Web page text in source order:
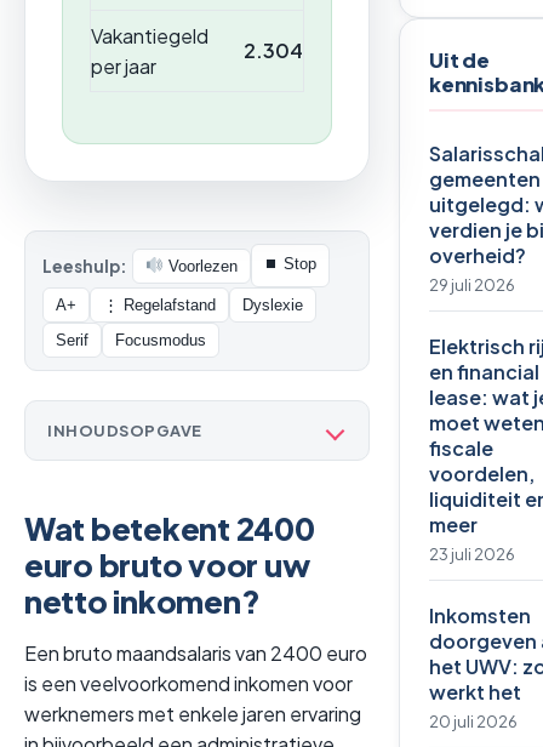
Vakantiegeld
per jaar
2.304
Leeshulp: Voorlezen ⏹ Stop
A+ ⋮ Regelafstand
Dyslexie
Serif
Focusmodus
INHOUDSOPGAVE
Wat betekent 2400
euro bruto voor uw
netto inkomen?
Een bruto maandsalaris van 2400 euro
is een veelvoorkomend inkomen voor
werknemers met enkele jaren ervaring
Uit de
gemeenten
uitgelegd:
verdien je
overheid?
29 juli 2026
Elektrisch
en financial
lease: wat
moet
fiscale
voordelen,
liquiditeit
meer
23 juli 2026
Inkomsten
doorgeven
het UWV:
werkt het
20 juli 2026